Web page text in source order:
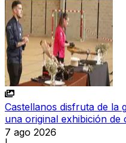
Castellanos disfruta de la
una original exhibición de
7 ago 2026